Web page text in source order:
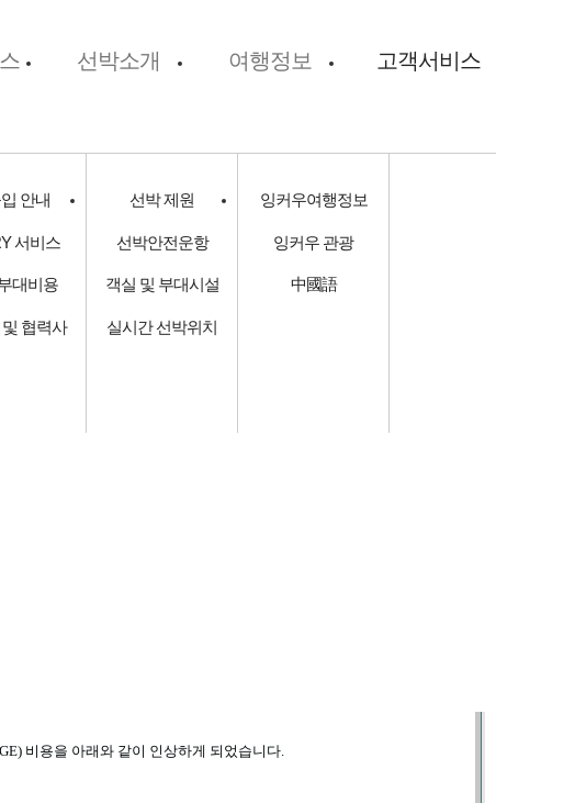
선박소개 여행정보 고객서비스
안내
서비스
대비용
협력사
선박 제원
선박안전운항
객실 및 부대시설
실시간 선박위치
잉커우여행정보
잉커우 관광
中國語
비용을 아래와 같이 인상하게 되었습니다.